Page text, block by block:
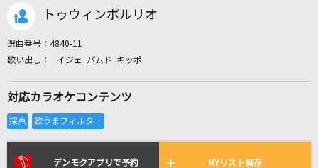
リアルタイムで歌われている曲の一覧
トゥウィンポルリオ
選曲番号： 4840-11
イジェ パムド キッポ
対応カラオケコンテンツ
デンモクアプリで予約 MYリスト保存